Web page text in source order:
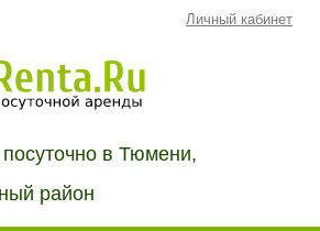
Личный кабинет
в Тюмени,
район